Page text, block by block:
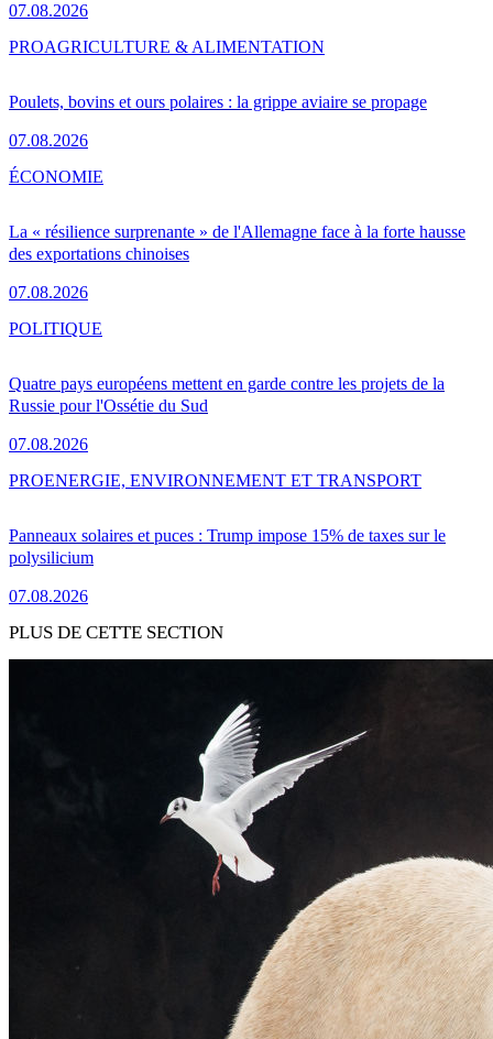
07.08.2026
Poulets, bovins et ours polaires : la grippe aviaire se propage
07.08.2026
PROAGRICULTURE & ALIMENTATION
La « résilience surprenante » de l'Allemagne face à la forte hausse
des exportations chinoises
07.08.2026
ÉCONOMIE
Quatre pays européens mettent en garde contre les projets de la
Russie pour l'Ossétie du Sud
07.08.2026
POLITIQUE
Panneaux solaires et puces : Trump impose 15% de taxes sur le
polysilicium
07.08.2026
PROENERGIE, ENVIRONNEMENT ET TRANSPORT
PLUS DE CETTE SECTION